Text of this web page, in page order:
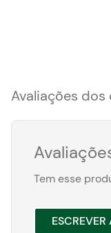
Avaliações dos
Tem esse